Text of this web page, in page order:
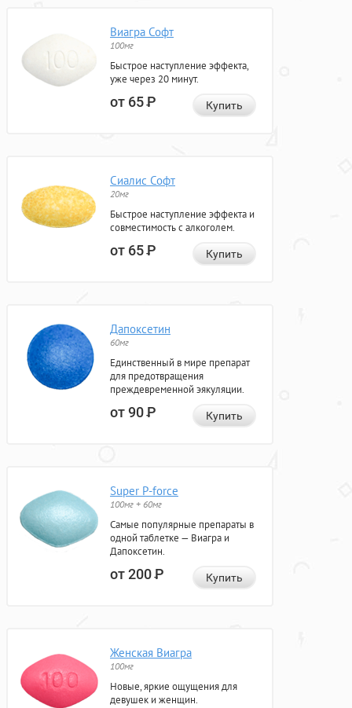
Виагра Софт
100мг
Быстрое наступление эффекта,
уже через 20 минут.
от 65Р Купить
Сиалис Софт
20мг
Быстрое наступление эффекта и
совместимость с алкоголем.
от 65Р Купить
Дапоксетин
60мг
Единственный в мире препарат
для предотвращения
преждевременной эякуляции.
от 90Р Купить
Super P-force
100мг + 60мг
Самые популярные препараты в
одной таблетке — Виагра и
Дапоксетин.
от 200Р Купить
Женская Виагра
100мг
Новые, яркие ощущения для
девушек и женщин.